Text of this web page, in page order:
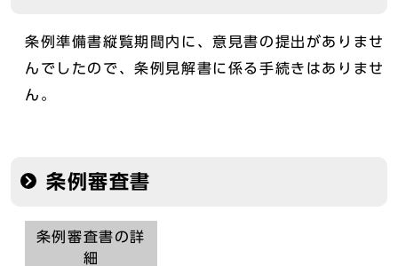
条例準備書縦覧期間内に、意見書の提出がありませ
んでしたので、条例見解書に係る手続きはありませ
ん。
条例審査書
条例審査書の詳
細